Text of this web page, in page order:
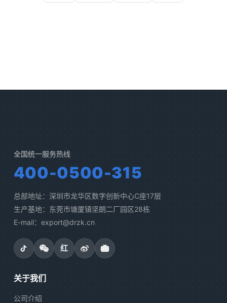
全国统一服务热线
400-0500-315
总部地址：深圳市龙华区数字创新中心C座17层
生产基地：东莞市塘厦镇坚朗二厂园区28栋
E-mail：export@drzk.cn
红
关于我们
公司介绍